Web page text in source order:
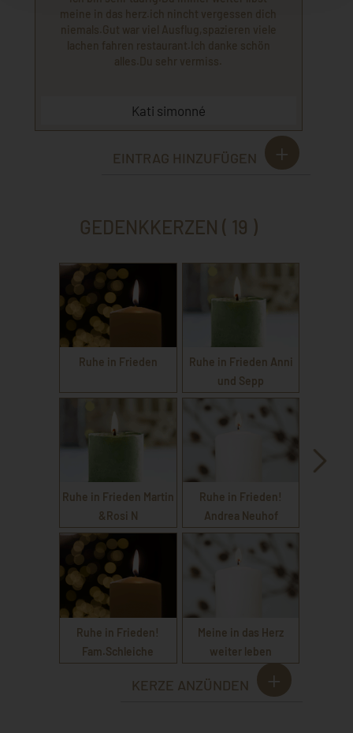
meine in das herz.ich nincht vergessen dich
niemals.Gut war viel Ausflug,spazieren viele
lachen fahren restaurant.Ich danke schön
alles.Du sehr vermiss.
Kati simonné
EINTRAG HINZUFÜGEN
GEDENKKERZEN ( 19 )
Ruhe in Frieden
Ruhe in Frieden Anni
und Sepp
Ruhe in Frieden Martin
&Rosi N
Ruhe in Frieden!
Andrea Neuhof
Ruhe in Frieden!
Fam.Schleiche
Meine in das Herz
weiter leben
KERZE ANZÜNDEN